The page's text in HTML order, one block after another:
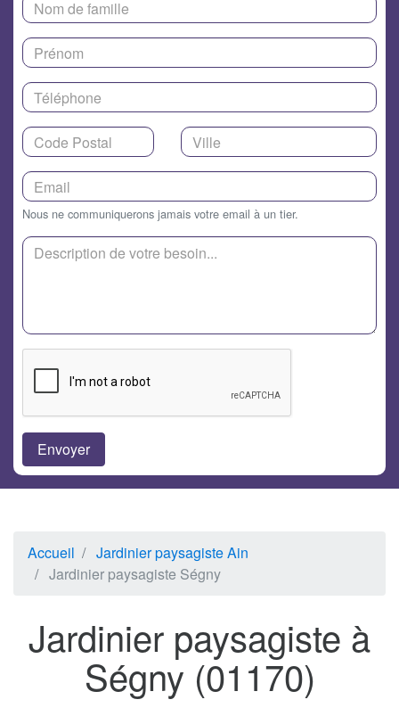
Nous ne communiquerons jamais votre email à un tier.
Accueil
Jardinier paysagiste Ain
Jardinier paysagiste Ségny
Jardinier paysagiste à
Ségny (01170)